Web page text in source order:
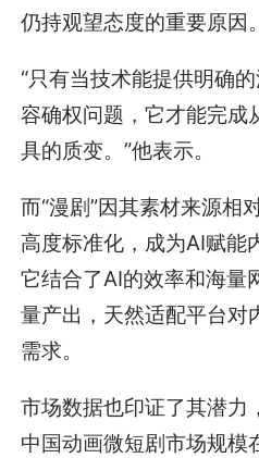
仍持观望态度的重要原因。
“只有当技术能提供明确
容确权问题，它才能完成
具的质变。”他表示。
而“漫剧”因其素材来源相
高度标准化，成为AI赋能
它结合了AI的效率和海量
量产出，天然适配平台对
需求。
市场数据也印证了其潜力
中国动画微短剧市场规